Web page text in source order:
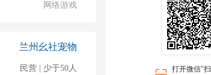
网络游戏
兰州幺社宠物
民营 | 少于50人
打开微信"